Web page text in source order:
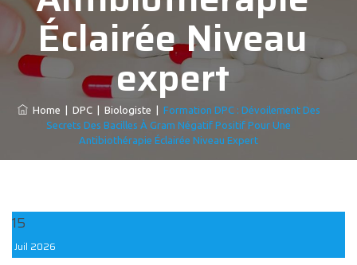
Éclairée Niveau
expert
Home DPC| Biologiste
Formation DPC : Dévoilement Des
Secrets Des Bacilles À Gram Négatif Positif Pour Une
Antibiothérapie Éclairée Niveau Expert
15
Juil 2026